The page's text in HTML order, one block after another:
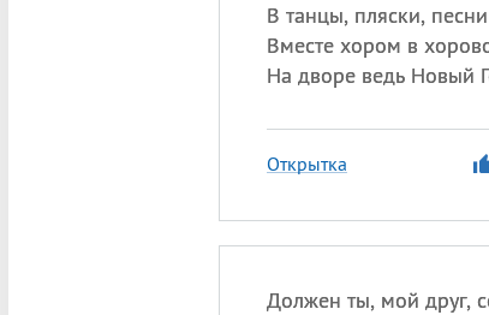
В танцы, пляски, песни
Вместе хором в
На дворе ведь Новый
Открытка
Должен ты, мой друг,